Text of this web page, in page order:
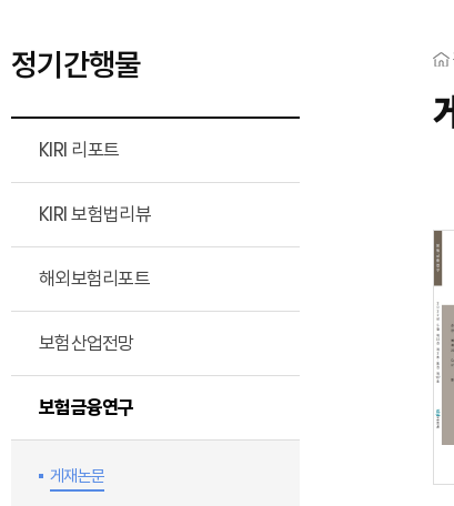
정기간행물
KIRI 리포트
KIRI 보험법리뷰
해외보험리포트
보험산업전망
보험금융연구
게재논문